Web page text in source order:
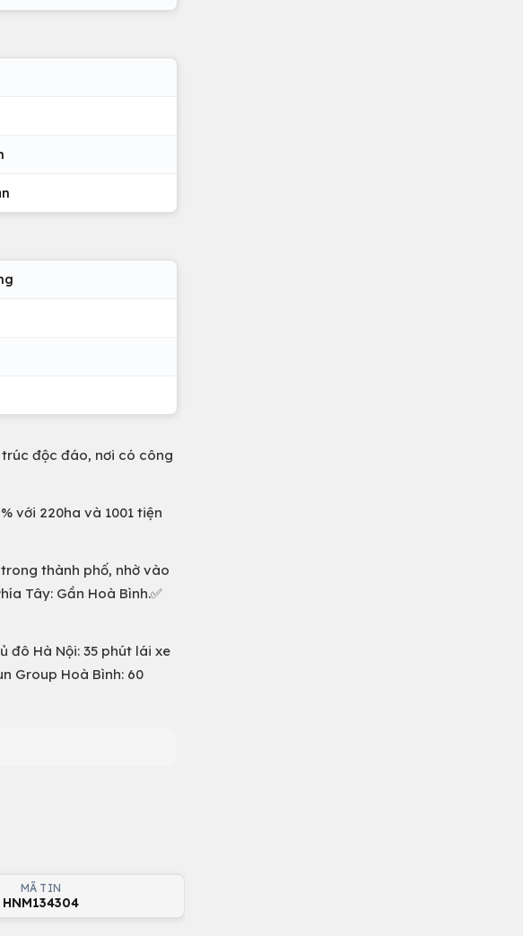
độc đáo, nơi có công
với 220ha và 1001 tiện
thành phố, nhờ vào
Tây: Gần Hoà Bình.✅
đô Hà Nội: 35 phút lái xe
Group Hoà Bình: 60
MÃ TIN
HNM134304